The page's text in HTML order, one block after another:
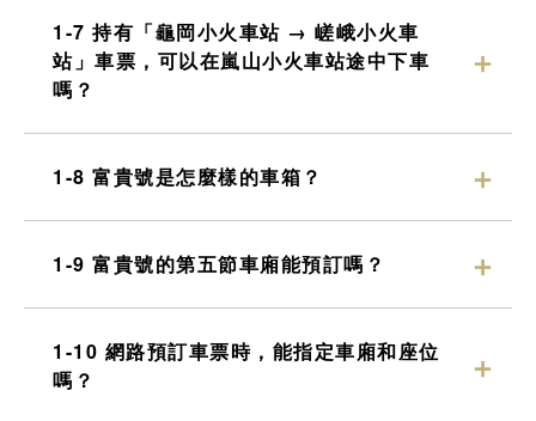
1-7 持有「龜岡小火車站 → 嵯峨小火車
站」車票，可以在嵐山小火車站途中下車
嗎？
1-8 富貴號是怎麼樣的車箱？
1-9 富貴號的第五節車廂能預訂嗎？
1-10 網路預訂車票時，能指定車廂和座位
嗎？